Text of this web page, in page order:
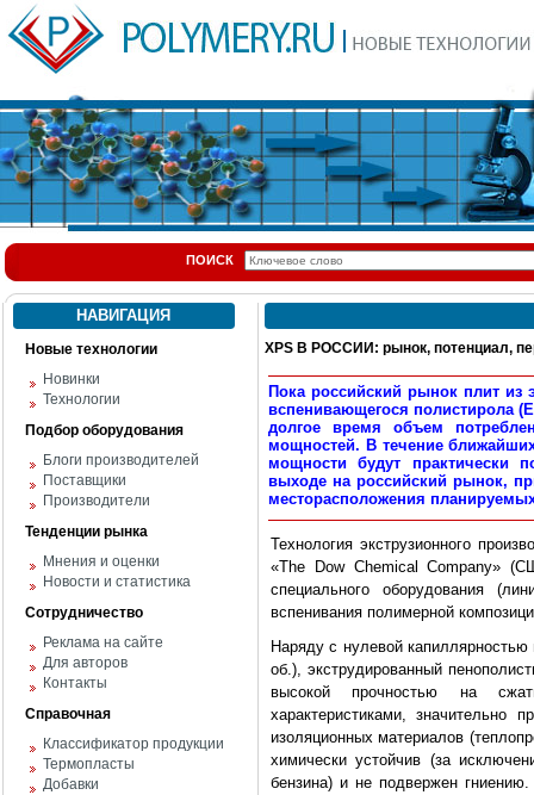
ПОИСК
НАВИГАЦИЯ
Новые технологии
Новинки
Технологии
Подбор оборудования
Блоги производителей
Поставщики
Производители
Тенденции рынка
Мнения и оценки
Новости и статистика
Сотрудничество
Реклама на сайте
Для авторов
Контакты
Справочная
Классификатор продукции
Термопласты
Добавки
XPS В РОССИИ: рынок, потенциал,
Пока российский рынок плит из
вспенивающегося полистирола
долгое время объем
мощностей. В течение
мощности будут практически
выходе на российский рынок,
месторасположения
Технология экструзионного
«The Dow Chemical Company»
специального оборудования
вспенивания полимерной
Наряду с нулевой
об.), экструдированный
высокой прочностью на
характеристиками, значительно
изоляционных материалов
химически устойчив (за
бензина) и не подвержен